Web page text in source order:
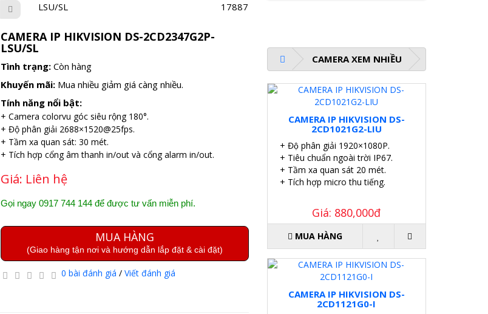
LSU/SL
17887
CAMERA IP HIKVISION DS-2CD2347G2P-
LSU/SL
Tình trạng: Còn hàng
Khuyến mãi: Mua nhiều giảm giá càng nhiều.
Tính năng nổi bật:
+ Camera colorvu góc siêu rộng 180°.
+ Độ phân giải 2688×1520@25fps.
+ Tầm xa quan sát: 30 mét.
+ Tích hợp cổng âm thanh in/out và cổng alarm in/out.
Giá: Liên hệ
Gọi ngay 0917 744 144 để được tư vấn miễn phí.
MUA HÀNG
(Giao hàng tận nơi và hướng dẫn lắp đặt & cài đặt)
0 bài đánh giá / Viết đánh giá
CAMERA XEM NHIỀU
CAMERA IP HIKVISION DS-
2CD1021G2-LIU
+ Độ phân giải 1920×1080P.
+ Tiêu chuẩn ngoài trời IP67.
+ Tầm xa quan sát 20 mét.
+ Tích hợp micro thu tiếng.
Giá: 880,000đ
MUA HÀNG
CAMERA IP HIKVISION DS-
2CD1121G0-I